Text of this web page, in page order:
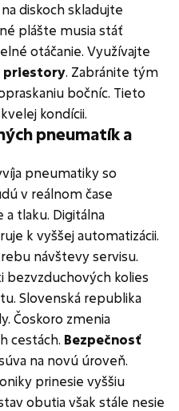
diskoch skladujte
plášte musia stáť
otáčanie. Využívajte
priestory. Zabránite tým
bočníc. Tieto
kondícii.
pneumatík a
pneumatiky so
v reálnom čase
tlaku. Digitálna
k vyššej automatizácii.
návštevy servisu.
bezvzduchových kolies
Slovenská republika
Čoskoro zmenia
cestách. Bezpečnosť
na novú úroveň.
prinesie vyššiu
obutia však stále nesie